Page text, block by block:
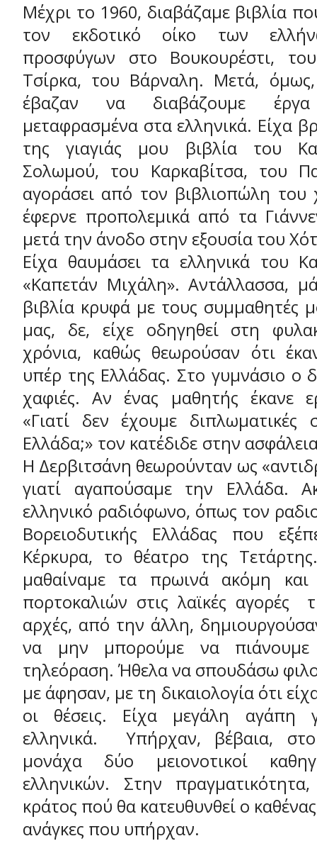
Μέχρι το 1960, διαβάζαμε βιβλία
τον εκδοτικό οίκο των
προσφύγων στο Βουκουρέστι,
Τσίρκα, του Βάρναλη. Μετά,
έβαζαν να διαβάζουμε
μεταφρασμένα στα ελληνικά. Είχα
της γιαγιάς μου βιβλία του
Σολωμού, του Καρκαβίτσα, του
αγοράσει από τον βιβλιοπώλη
έφερνε προπολεμικά από τα
μετά την άνοδο στην εξουσία του
Είχα θαυμάσει τα ελληνικά του
«Καπετάν Μιχάλη». Αντάλλασσα,
βιβλία κρυφά με τους συμμαθητές
μας, δε, είχε οδηγηθεί στη
χρόνια, καθώς θεωρούσαν ότι
υπέρ της Ελλάδας. Στο γυμνάσιο ο
χαφιές. Αν ένας μαθητής έκανε
«Γιατί δεν έχουμε διπλωματικές
Ελλάδα;» τον κατέδιδε στην
Η Δερβιτσάνη θεωρούνταν ως
γιατί αγαπούσαμε την Ελλάδα.
ελληνικό ραδιόφωνο, όπως τον
Βορειοδυτικής Ελλάδας που
Κέρκυρα, το θέατρο της
μαθαίναμε τα πρωινά ακόμη και
πορτοκαλιών στις λαϊκές αγορές
αρχές, από την άλλη,
να μην μπορούμε να πιάνουμε
τηλεόραση. Ήθελα να σπουδάσω
με άφησαν, με τη δικαιολογία ότι
οι θέσεις. Είχα μεγάλη αγάπη
ελληνικά. Υπήρχαν, βέβαια, στο
μονάχα δύο μειονοτικοί
ελληνικών. Στην
κράτος πού θα κατευθυνθεί ο
ανάγκες που υπήρχαν.